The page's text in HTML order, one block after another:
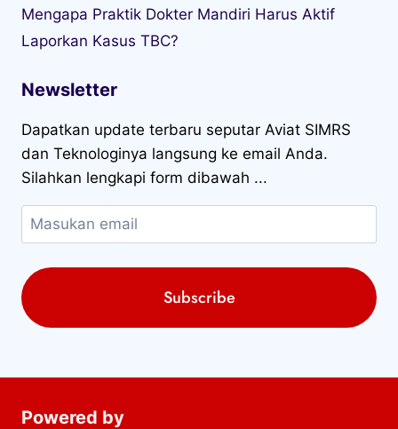
dan Teknologinya langsung ke email Anda.
Silahkan lengkapi form dibawah ...
Powered by